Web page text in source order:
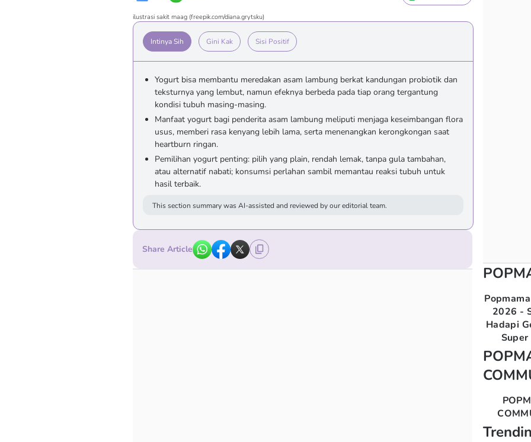
ilustrasi sakit maag (freepik.com/diana.grytsku)
Intinya Sih Gini Kak Sisi Positif
Yogurt bisa membantu meredakan asam lambung berkat kandungan probiotik dan
teksturnya yang lembut, namun efeknya berbeda pada tiap orang tergantung
kondisi tubuh masing-masing.
Manfaat yogurt bagi penderita asam lambung meliputi menjaga keseimbangan flora
usus, memberi rasa kenyang lebih lama, serta menenangkan kerongkongan saat
heartburn ringan.
Pemilihan yogurt penting: pilih yang plain, rendah lemak, tanpa gula tambahan,
atau alternatif nabati; konsumsi perlahan sambil memantau reaksi tubuh untuk
hasil terbaik.
This section summary was AI-assisted and reviewed by our editorial team.
Share Article
2026 -
Hadapi